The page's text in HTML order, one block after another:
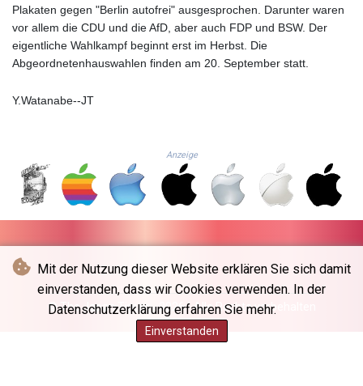
Mit der Nutzung dieser Website erklären Sie sich damit
einverstanden, dass wir Cookies verwenden. In der
Datenschutzerklärung erfahren Sie mehr.
Einverstanden
HTG
150.666939
HUF
363.033032
INR 110.072122
IQD
1509.468404
IRR
1589307.85432
JMD
182.994762
JOD 0.819159
JPY
182.969975
Plakaten gegen "Berlin autofrei" ausgesprochen. Darunter waren
vor allem die CDU und die AfD, aber auch FDP und BSW. Der
eigentliche Wahlkampf beginnt erst im Herbst. Die
Abgeordnetenhauswahlen finden am 20. September statt.
Y.Watanabe--JT
Anzeige
© The Japan Times - 2026 - Alle Rechte vorbehalten